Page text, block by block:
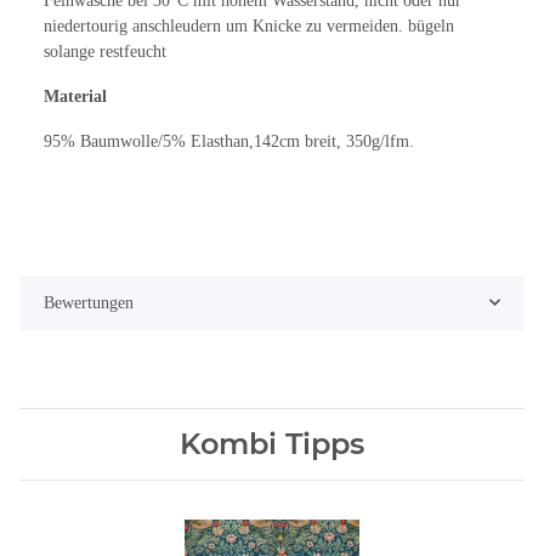
niedertourig anschleudern um Knicke zu vermeiden. bügeln
solange restfeucht
Material
95% Baumwolle/5% Elasthan,142cm breit, 350g/lfm.
Bewertungen
Kombi Tipps